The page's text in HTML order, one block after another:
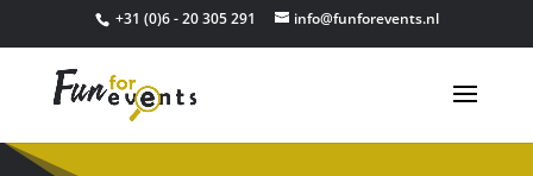
+31 (0)6 - 20 305 291 info@funforevents.nl